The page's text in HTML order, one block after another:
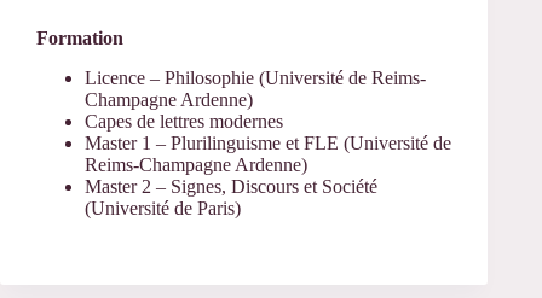
Formation
Licence – Philosophie (Université de Reims-
Champagne Ardenne)
Capes de lettres modernes
Master 1 – Plurilinguisme et FLE (Université de
Reims-Champagne Ardenne)
Master 2 – Signes, Discours et Société
(Université de Paris)